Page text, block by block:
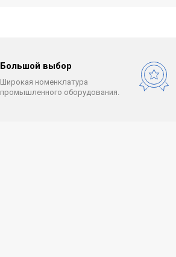
Большой выбор
Широкая номенклатура
промышленного оборудования.